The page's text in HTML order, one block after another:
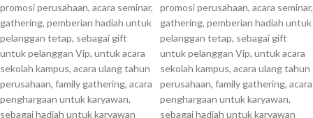
promosi perusahaan, acara seminar,
gathering, pemberian hadiah untuk
pelanggan tetap, sebagai gift
untuk pelanggan Vip, untuk acara
sekolah kampus, acara ulang tahun
perusahaan, family gathering, acara
penghargaan untuk karyawan,
sebagai hadiah untuk karyawan
promosi perusahaan, acara seminar,
gathering, pemberian hadiah untuk
pelanggan tetap, sebagai gift
untuk pelanggan Vip, untuk acara
sekolah kampus, acara ulang tahun
perusahaan, family gathering, acara
penghargaan untuk karyawan,
sebagai hadiah untuk karyawan